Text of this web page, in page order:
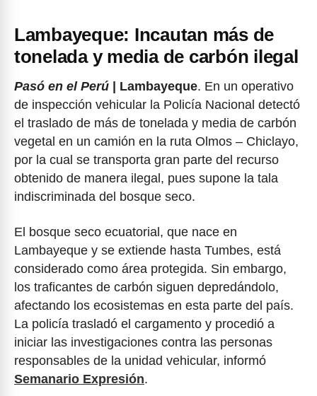
Lambayeque: Incautan más de
tonelada y media de carbón ilegal
Pasó en el Perú | Lambayeque. En un operativo
de inspección vehicular la Policía Nacional detectó
el traslado de más de tonelada y media de carbón
vegetal en un camión en la ruta Olmos – Chiclayo,
por la cual se transporta gran parte del recurso
obtenido de manera ilegal, pues supone la tala
indiscriminada del bosque seco.
El bosque seco ecuatorial, que nace en
Lambayeque y se extiende hasta Tumbes, está
considerado como área protegida. Sin embargo,
los traficantes de carbón siguen depredándolo,
afectando los ecosistemas en esta parte del país.
La policía trasladó el cargamento y procedió a
iniciar las investigaciones contra las personas
responsables de la unidad vehicular, informó
Semanario Expresión.